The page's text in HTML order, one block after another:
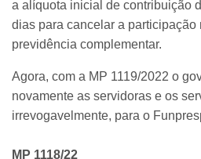
a alíquota inicial de contribuição
dias para cancelar a participação
previdência complementar.
Agora, com a MP 1119/2022 o
novamente as servidoras e os
irrevogavelmente, para o
MP 1118/22